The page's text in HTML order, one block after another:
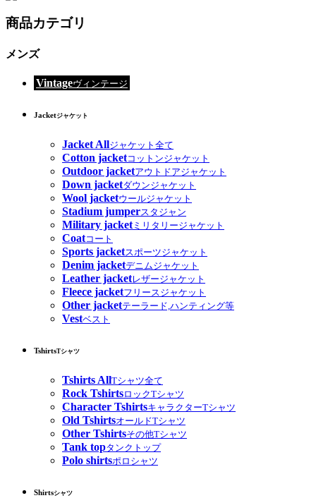
商品カテゴリ
メンズ
Vintageヴィンテージ
Jacketジャケット
Jacket Allジャケット全て
Cotton jacketコットンジャケット
Outdoor jacketアウトドアジャケット
Down jacketダウンジャケット
Wool jacketウールジャケット
Stadium jumperスタジャン
Military jacketミリタリージャケット
Coatコート
Sports jacketスポーツジャケット
Denim jacketデニムジャケット
Leather jacketレザージャケット
Fleece jacketフリースジャケット
Other jacketテーラード,ハンティング等
Vestベスト
TshirtsTシャツ
Tshirts AllTシャツ全て
Rock TshirtsロックTシャツ
Character TshirtsキャラクターTシャツ
Old TshirtsオールドTシャツ
Other Tshirtsその他Tシャツ
Tank topタンクトップ
Polo shirtsポロシャツ
Shirtsシャツ